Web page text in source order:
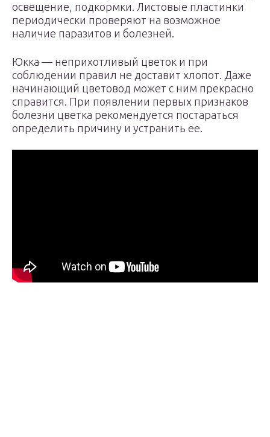
освещение, подкормки. Листовые пластинки
периодически проверяют на возможное
наличие паразитов и болезней.
Юкка — неприхотливый цветок и при
соблюдении правил не доставит хлопот. Даже
начинающий цветовод может с ним прекрасно
справится. При появлении первых признаков
болезни цветка рекомендуется постараться
определить причину и устранить ее.